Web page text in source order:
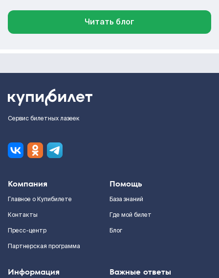
Читать блог
Сервис билетных лазеек
Компания
Главное о Купибилете
Контакты
Пресс-центр
Партнерская программа
Помощь
База знаний
Где мой билет
Блог
Информация Важные ответы